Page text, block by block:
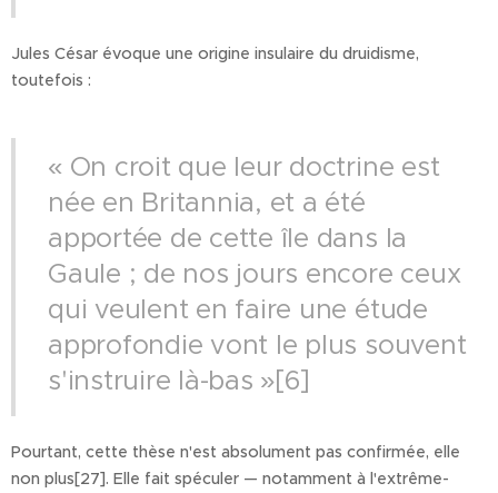
Jules César évoque une origine insulaire du druidisme,
toutefois :
« On croit que leur doctrine est
née en Britannia, et a été
apportée de cette île dans la
Gaule ; de nos jours encore ceux
qui veulent en faire une étude
approfondie vont le plus souvent
s'instruire là-bas »[6]
Pourtant, cette thèse n'est absolument pas confirmée, elle
non plus[27]. Elle fait spéculer — notamment à l'extrême-